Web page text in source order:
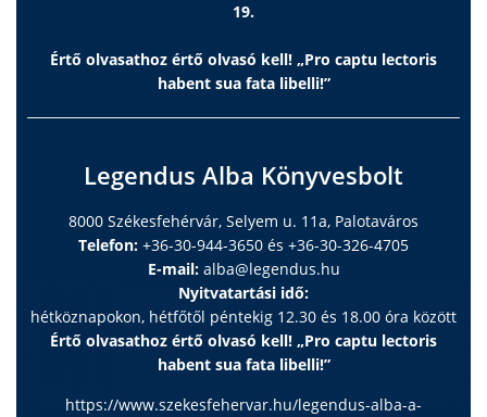
19.
Értő olvasathoz értő olvasó kell! „Pro captu lectoris
habent sua fata libelli!”
Legendus Alba Könyvesbolt
8000 Székesfehérvár, Selyem u. 11a, Palotaváros
Telefon: +36-30-944-3650 és +36-30-326-4705
E-mail: alba@legendus.hu
Nyitvatartási idő:
hétköznapokon, hétfőtől péntekig 12.30 és 18.00 óra között
Értő olvasathoz értő olvasó kell! „Pro captu lectoris
habent sua fata libelli!”
https://www.szekesfehervar.hu/legendus-alba-a-